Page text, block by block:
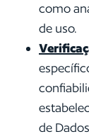
como
de uso.
de